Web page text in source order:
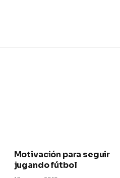
Motivación para seguir
jugando fútbol